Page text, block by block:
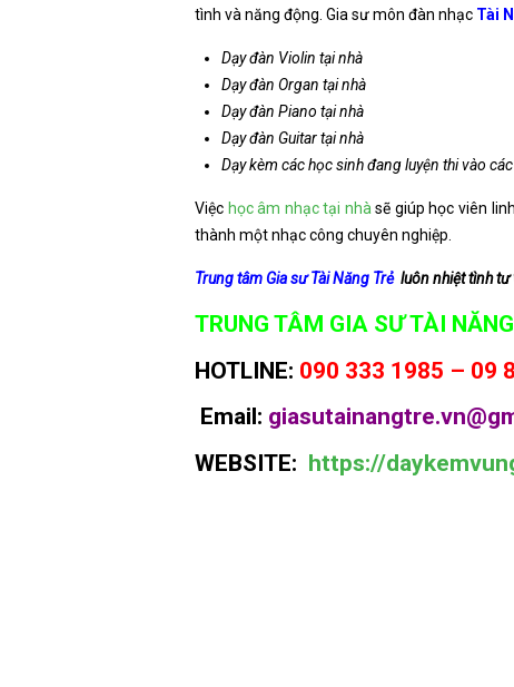
tình và năng động. Gia sư môn đàn nhạc Tài
Dạy đàn Violin tại nhà
Dạy đàn Organ tại nhà
Dạy đàn Piano tại nhà
Dạy đàn Guitar tại nhà
Dạy kèm các học sinh đang luyện thi vào
Việc học âm nhạc tại nhà sẽ giúp học viên
thành một nhạc công chuyên nghiệp.
Trung tâm Gia sư Tài Năng Trẻ luôn nhiệt tình tư
TRUNG TÂM GIA SƯ TÀI
HOTLINE: 090 333 1985 – 09
Email:
WEBSITE: https://